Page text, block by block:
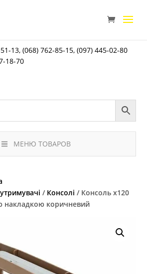
13,(068) 762-85-15,(097) 445-02-80
18-70
МЕНЮ ТОВАРОВ
/ Консолі / Консоль х120
накладкою коричневий